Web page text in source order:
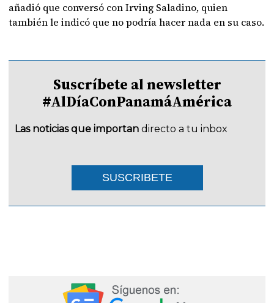
añadió que conversó con Irving Saladino, quien
también le indicó que no podría hacer nada en su caso.
Suscríbete al newsletter
#AlDíaConPanamáAmérica
Las noticias que importan directo a tu inbox
SUSCRIBETE